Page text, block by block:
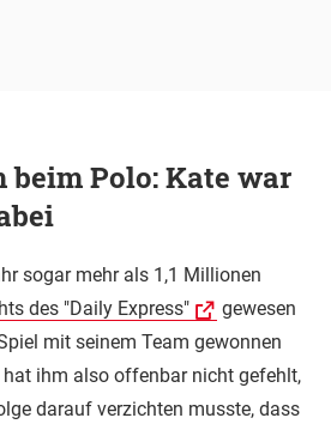
Polo: Kate war
sogar mehr als 1,1 Millionen
des "Daily Express"
gewesen
mit seinem Team gewonnen
ihm also offenbar nicht gefehlt,
darauf verzichten musste, dass